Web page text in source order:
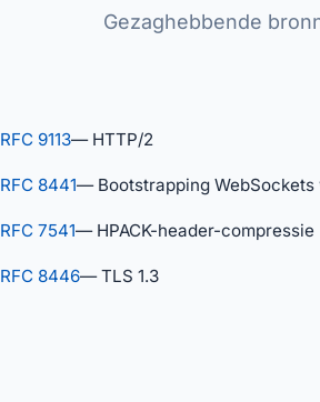
Gezaghebbende
RFC 9113— HTTP/2
RFC 8441— Bootstrapping WebSockets
RFC 7541— HPACK-header-compressie
RFC 8446— TLS 1.3